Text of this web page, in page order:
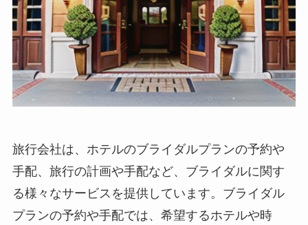
旅行会社は、ホテルのブライダルプランの予約や
手配、旅行の計画や手配など、ブライダルに関す
る様々なサービスを提供しています。 ブライダル
プランの予約や手配では、希望するホテルや時